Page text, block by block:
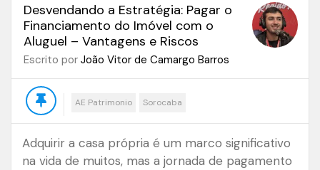
Desvendando a Estratégia: Pagar o
Financiamento do Imóvel com o
Aluguel – Vantagens e Riscos
Escrito por João Vitor de Camargo Barros
AE Patrimonio Sorocaba
Adquirir a casa própria é um marco significativo
na vida de muitos, mas a jornada de pagamento